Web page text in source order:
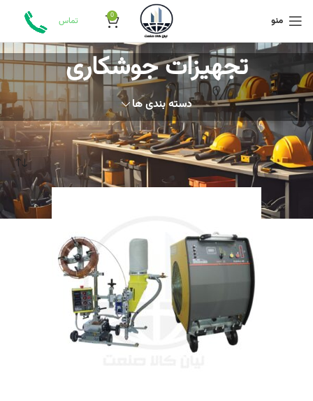
منو 0 تماس
تجهیزات جوشکاری
دسته بندی ها
خانه محصولات برچسب خورده “تجهیزات جوشکاری”